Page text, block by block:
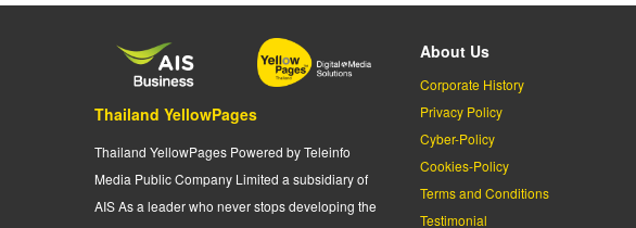
Thailand YellowPages
Thailand YellowPages Powered by Teleinfo
Media Public Company Limited a subsidiary of
AIS As a leader who never stops developing the
About Us
Corporate History
Privacy Policy
Cyber-Policy
Cookies-Policy
Terms and Conditions
Testimonial